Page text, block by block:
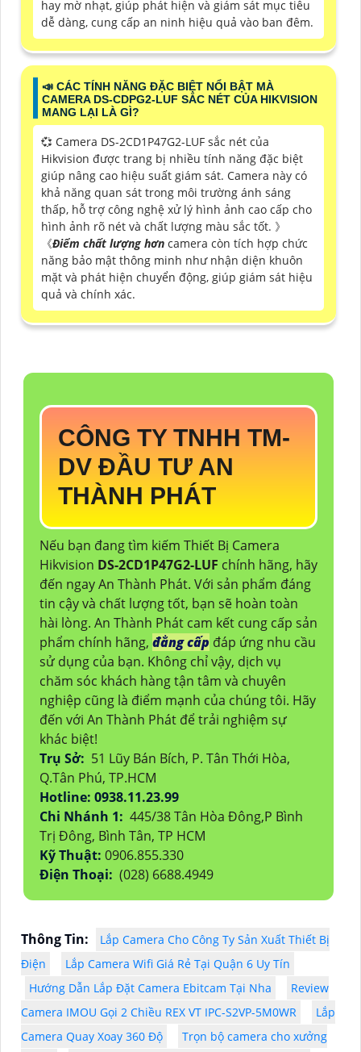
hay mờ nhạt, giúp phát hiện và giám sát mục tiêu
dễ dàng, cung cấp an ninh hiệu quả vào ban đêm.
📣 CÁC TÍNH NĂNG ĐẶC BIỆT NỔI BẬT MÀ
CAMERA DS-CDPG2-LUF SẮC NÉT CỦA HIKVISION
MANG LẠI LÀ GÌ?
💞 Camera DS-2CD1P47G2-LUF sắc nét của
Hikvision được trang bị nhiều tính năng đặc biệt
giúp nâng cao hiệu suất giám sát. Camera này có
khả năng quan sát trong môi trường ánh sáng
thấp, hỗ trợ công nghệ xử lý hình ảnh cao cấp cho
hình ảnh rõ nét và chất lượng màu sắc tốt. 》
《Điểm chất lượng hơn camera còn tích hợp chức
năng bảo mật thông minh như nhận diện khuôn
mặt và phát hiện chuyển động, giúp giám sát hiệu
quả và chính xác.
CÔNG TY TNHH TM-
DV ĐẦU TƯ AN
THÀNH PHÁT
Nếu bạn đang tìm kiếm Thiết Bị Camera
Hikvision DS-2CD1P47G2-LUF chính hãng, hãy
đến ngay An Thành Phát. Với sản phẩm đáng
tin cậy và chất lượng tốt, bạn sẽ hoàn toàn
hài lòng. An Thành Phát cam kết cung cấp sản
phẩm chính hãng, đẳng cấp đáp ứng nhu cầu
sử dụng của bạn. Không chỉ vậy, dịch vụ
chăm sóc khách hàng tận tâm và chuyên
nghiệp cũng là điểm mạnh của chúng tôi. Hãy
đến với An Thành Phát để trải nghiệm sự
khác biệt!
Trụ Sở: 51 Lũy Bán Bích, P. Tân Thới Hòa,
Q.Tân Phú, TP.HCM
Hotline: 0938.11.23.99
Chi Nhánh 1: 445/38 Tân Hòa Đông,P Bình
Trị Đông, Bình Tân, TP HCM
Kỹ Thuật: 0906.855.330
Điện Thoại: (028) 6688.4949
Thông Tin:
Lắp Camera Cho Công Ty Sản Xuất Thiết Bị
Điện
Lắp Camera Wifi Giá Rẻ Tại Quận 6 Uy Tín
Hướng Dẫn Lắp Đặt Camera Ebitcam Tại Nha
Review
Camera IMOU Gọi 2 Chiều REX VT IPC-S2VP-5M0WR
Lắp
Camera Quay Xoay 360 Độ
Trọn bộ camera cho xưởng